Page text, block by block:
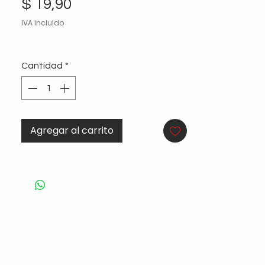
$ 19,90
IVA incluido
Cantidad *
Agregar al carrito